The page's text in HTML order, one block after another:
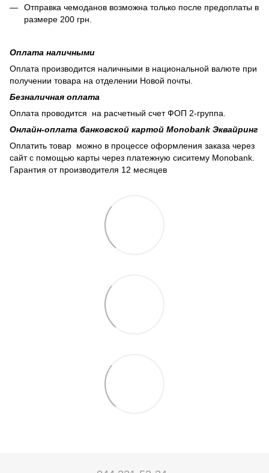
Отправка чемоданов возможна только после предоплаты в
размере 200 грн.
Оплата наличными
Оплата производится наличными в национальной валюте при
получении товара на отделении Новой почты.
Безналичная оплата
Оплата проводится на расчетный счет ФОП 2-группа.
Онлайн-оплата банковской картой Monobank Эквайринг
Оплатить товар можно в процессе оформления заказа через
сайт с помощью карты через платежную сиситему Monobank.
Гарантия от производителя 12 месяцев